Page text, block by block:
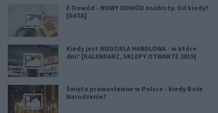
E-Dowód - NOWY DOWÓD osobisty. Od kiedy?
[DATA]
Kiedy jest NIEDZIELA HANDLOWA - w które
dni? [KALENDARZ, SKLEPY OTWARTE 2019]
Święta prawosławne w Polsce - kiedy Boże
Narodzenie?